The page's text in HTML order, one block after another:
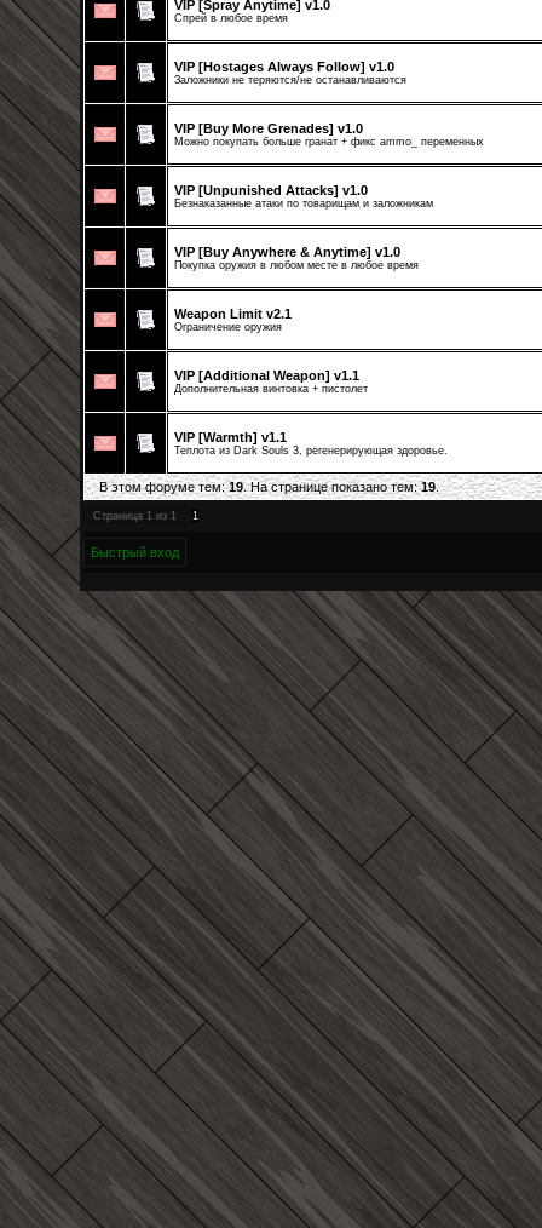
VIP [Spray Anytime] v1.0
Спрей в любое время
VIP [Hostages Always Follow] v1.0
Заложники не теряются/не останавливаются
VIP [Buy More Grenades] v1.0
Можно покупать больше гранат + фикс ammo_ переменных
VIP [Unpunished Attacks] v1.0
Безнаказанные атаки по товарищам и заложникам
VIP [Buy Anywhere & Anytime] v1.0
Покупка оружия в любом месте в любое время
Weapon Limit v2.1
Ограничение оружия
VIP [Additional Weapon] v1.1
Дополнительная винтовка + пистолет
VIP [Warmth] v1.1
Теплота из Dark Souls 3, регенерирующая здоровье.
В этом форуме тем:19. На странице показано тем:19.
Страница 1 из 1 1